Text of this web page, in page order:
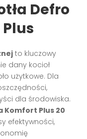
Defro
to kluczowy
dany kocioł
użytkowe. Dla
dla środowiska.
Komfort Plus 20
efektywności,